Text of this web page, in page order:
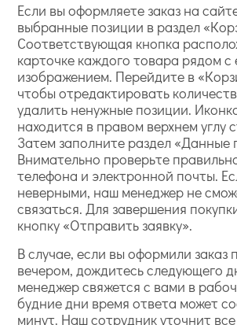
Если вы оформляете заказ на
выбранные позиции в раздел
Соответствующая кнопка
карточке каждого товара рядом с
изображением. Перейдите в
чтобы отредактировать
удалить ненужные позиции.
находится в правом верхнем углу
Затем заполните раздел «Данные
Внимательно проверьте
телефона и электронной почты.
неверными, наш менеджер не
связаться. Для завершения
кнопку «Отправить заявку».
В случае, если вы оформили заказ
вечером, дождитесь следующего
менеджер свяжется с вами в
будние дни время ответа может
минут. Наш сотрудник уточнит